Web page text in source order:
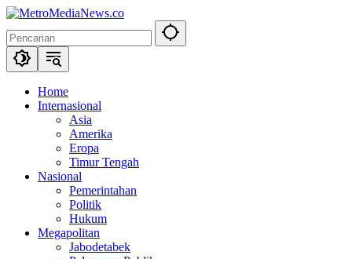
Langsung
konten
Home
Internasional
Asia
Amerika
Eropa
Timur Tengah
Nasional
Pemerintahan
Politik
Hukum
Megapolitan
Jabodetabek